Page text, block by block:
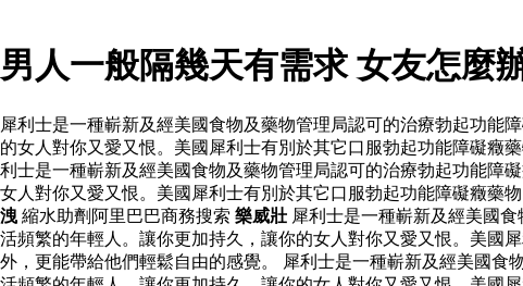
男人一般隔幾天有需求 女友怎麼
犀利士是一種嶄新及經美國食物及藥物管理局認可的治療勃起功能
的女人對你又愛又恨。美國犀利士有別於其它口服勃起功能障礙癥
利士是一種嶄新及經美國食物及藥物管理局認可的治療勃起功能障
女人對你又愛又恨。美國犀利士有別於其它口服勃起功能障礙癥藥
洩 縮水助劑阿里巴巴商務搜索 樂威壯 犀利士是一種嶄新及經美國
活頻繁的年輕人。讓你更加持久，讓你的女人對你又愛又恨。美國
外，更能帶給他們輕鬆自由的感覺。 犀利士是一種嶄新及經美國